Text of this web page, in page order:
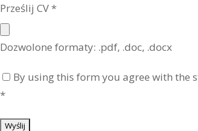
Prześlij CV *
Dozwolone formaty: .pdf, .doc, .docx
By using this form you agree with the
*